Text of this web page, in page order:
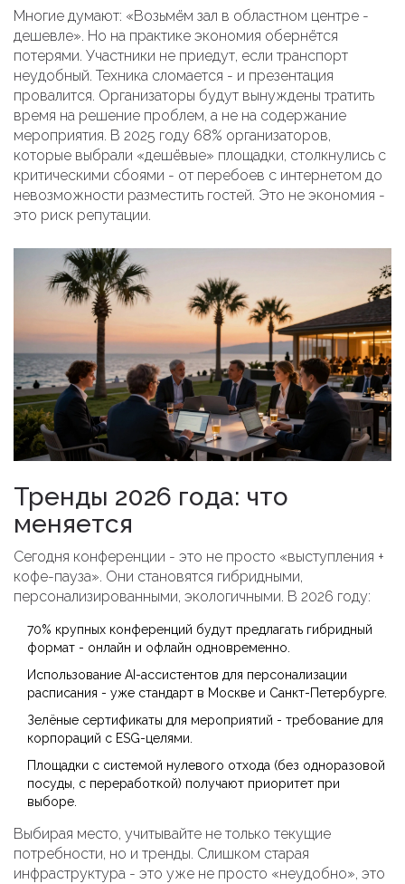
Многие думают: «Возьмём зал в областном центре -
дешевле». Но на практике экономия обернётся
потерями. Участники не приедут, если транспорт
неудобный. Техника сломается - и презентация
провалится. Организаторы будут вынуждены тратить
время на решение проблем, а не на содержание
мероприятия. В 2025 году 68% организаторов,
которые выбрали «дешёвые» площадки, столкнулись с
критическими сбоями - от перебоев с интернетом до
невозможности разместить гостей. Это не экономия -
это риск репутации.
Тренды 2026 года: что
меняется
Сегодня конференции - это не просто «выступления +
кофе-пауза». Они становятся гибридными,
персонализированными, экологичными. В 2026 году:
70% крупных конференций будут предлагать гибридный
формат - онлайн и офлайн одновременно.
Использование AI-ассистентов для персонализации
расписания - уже стандарт в Москве и Санкт-Петербурге.
Зелёные сертификаты для мероприятий - требование для
корпораций с ESG-целями.
Площадки с системой нулевого отхода (без одноразовой
посуды, с переработкой) получают приоритет при
выборе.
Выбирая место, учитывайте не только текущие
потребности, но и тренды. Слишком старая
инфраструктура - это уже не просто «неудобно», это